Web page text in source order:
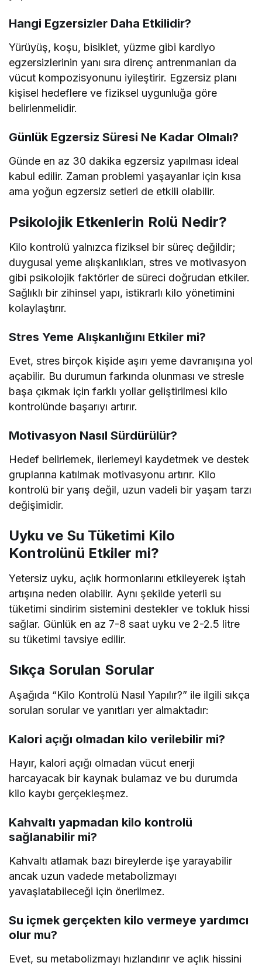
Hangi Egzersizler Daha Etkilidir?
Yürüyüş, koşu, bisiklet, yüzme gibi kardiyo
egzersizlerinin yanı sıra direnç antrenmanları da
vücut kompozisyonunu iyileştirir. Egzersiz planı
kişisel hedeflere ve fiziksel uygunluğa göre
belirlenmelidir.
Günlük Egzersiz Süresi Ne Kadar Olmalı?
Günde en az 30 dakika egzersiz yapılması ideal
kabul edilir. Zaman problemi yaşayanlar için kısa
ama yoğun egzersiz setleri de etkili olabilir.
Psikolojik Etkenlerin Rolü Nedir?
Kilo kontrolü yalnızca fiziksel bir süreç değildir;
duygusal yeme alışkanlıkları, stres ve motivasyon
gibi psikolojik faktörler de süreci doğrudan etkiler.
Sağlıklı bir zihinsel yapı, istikrarlı kilo yönetimini
kolaylaştırır.
Stres Yeme Alışkanlığını Etkiler mi?
Evet, stres birçok kişide aşırı yeme davranışına yol
açabilir. Bu durumun farkında olunması ve stresle
başa çıkmak için farklı yollar geliştirilmesi kilo
kontrolünde başarıyı artırır.
Motivasyon Nasıl Sürdürülür?
Hedef belirlemek, ilerlemeyi kaydetmek ve destek
gruplarına katılmak motivasyonu artırır. Kilo
kontrolü bir yarış değil, uzun vadeli bir yaşam tarzı
değişimidir.
Uyku ve Su Tüketimi Kilo
Kontrolünü Etkiler mi?
Yetersiz uyku, açlık hormonlarını etkileyerek iştah
artışına neden olabilir. Aynı şekilde yeterli su
tüketimi sindirim sistemini destekler ve tokluk hissi
sağlar. Günlük en az 7-8 saat uyku ve 2-2.5 litre
su tüketimi tavsiye edilir.
Sıkça Sorulan Sorular
Aşağıda “Kilo Kontrolü Nasıl Yapılır?” ile ilgili sıkça
sorulan sorular ve yanıtları yer almaktadır:
Kalori açığı olmadan kilo verilebilir mi?
Hayır, kalori açığı olmadan vücut enerji
harcayacak bir kaynak bulamaz ve bu durumda
kilo kaybı gerçekleşmez.
Kahvaltı yapmadan kilo kontrolü
sağlanabilir mi?
Kahvaltı atlamak bazı bireylerde işe yarayabilir
ancak uzun vadede metabolizmayı
yavaşlatabileceği için önerilmez.
Su içmek gerçekten kilo vermeye yardımcı
olur mu?
Evet, su metabolizmayı hızlandırır ve açlık hissini